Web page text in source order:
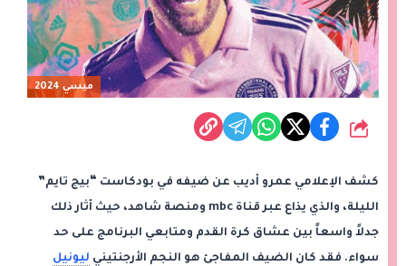
ميسي 2024
شارك
كشف الإعلامي عمرو أديب عن ضيفه في بودكاست “بيج تايم”
الليلة، والذي يذاع عبر قناة mbc ومنصة شاهد، حيث أثار ذلك
جدلاً واسعاً بين عشاق كرة القدم ومتابعي البرنامج على حد
سواء. فقد كان الضيف المفاجئ هو النجم الأرجنتيني ليونيل